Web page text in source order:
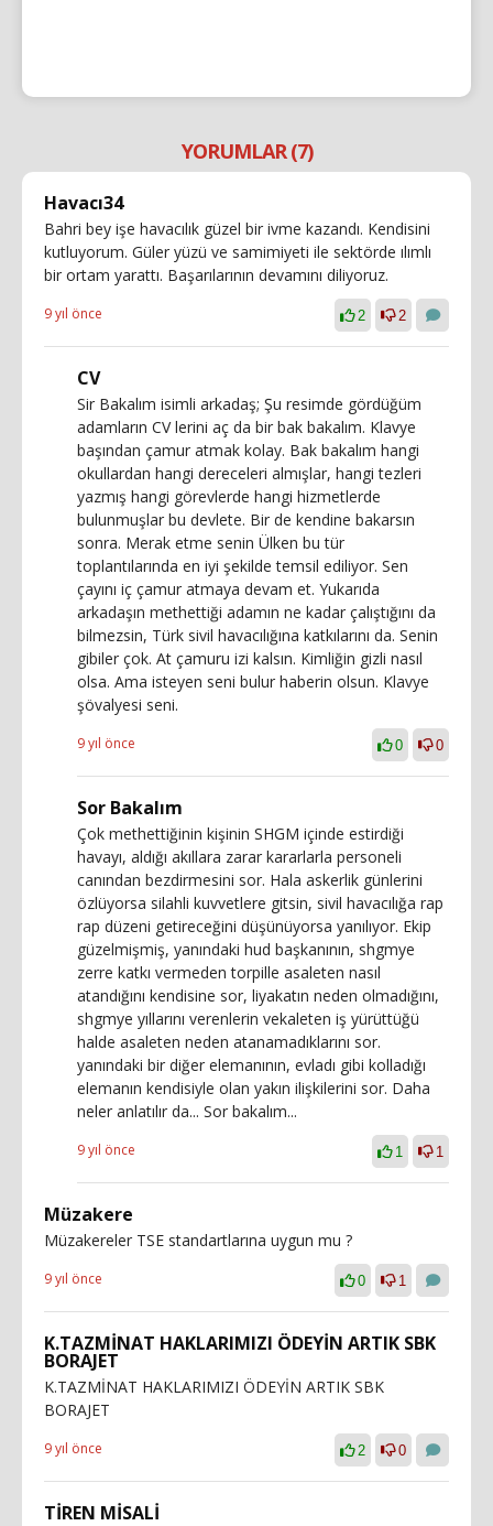
YORUMLAR (7)
Havacı34
Bahri bey işe havacılık güzel bir ivme kazandı. Kendisini
kutluyorum. Güler yüzü ve samimiyeti ile sektörde ılımlı
bir ortam yarattı. Başarılarının devamını diliyoruz.
9 yıl önce 2 2
CV
Sir Bakalım isimli arkadaş; Şu resimde gördüğüm
adamların CV lerini aç da bir bak bakalım. Klavye
başından çamur atmak kolay. Bak bakalım hangi
okullardan hangi dereceleri almışlar, hangi tezleri
yazmış hangi görevlerde hangi hizmetlerde
bulunmuşlar bu devlete. Bir de kendine bakarsın
sonra. Merak etme senin Ülken bu tür
toplantılarında en iyi şekilde temsil ediliyor. Sen
çayını iç çamur atmaya devam et. Yukarıda
arkadaşın methettiği adamın ne kadar çalıştığını da
bilmezsin, Türk sivil havacılığına katkılarını da. Senin
gibiler çok. At çamuru izi kalsın. Kimliğin gizli nasıl
olsa. Ama isteyen seni bulur haberin olsun. Klavye
şövalyesi seni.
9 yıl önce 0 0
Sor Bakalım
Çok methettiğinin kişinin SHGM içinde estirdiği
havayı, aldığı akıllara zarar kararlarla personeli
canından bezdirmesini sor. Hala askerlik günlerini
özlüyorsa silahli kuvvetlere gitsin, sivil havacılığa rap
rap düzeni getireceğini düşünüyorsa yanılıyor. Ekip
güzelmişmiş, yanındaki hud başkanının, shgmye
zerre katkı vermeden torpille asaleten nasıl
atandığını kendisine sor, liyakatın neden olmadığını,
shgmye yıllarını verenlerin vekaleten iş yürüttüğü
halde asaleten neden atanamadıklarını sor.
yanındaki bir diğer elemanının, evladı gibi kolladığı
elemanın kendisiyle olan yakın ilişkilerini sor. Daha
neler anlatılır da... Sor bakalım...
9 yıl önce 1 1
Müzakere
Müzakereler TSE standartlarına uygun mu ?
9 yıl önce 0 1
K.TAZMİNAT HAKLARIMIZI ÖDEYİN ARTIK SBK
BORAJET
K.TAZMİNAT HAKLARIMIZI ÖDEYİN ARTIK SBK
BORAJET
9 yıl önce 2 0
TİREN MİSALİ